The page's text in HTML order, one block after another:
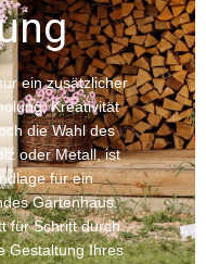
ein zusätzlicher
Kreativität
die Wahl des
oder Metall, ist
für ein
Gartenhaus.
für Schritt durch
Gestaltung Ihres